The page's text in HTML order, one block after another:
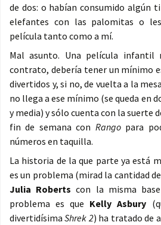
de dos: o habían consumido algún
elefantes con las palomitas o
película tanto como a mí.
Mal asunto. Una película infantil
contrato, debería tener un mínimo
divertidos y, si no, de vuelta a la
no llega a ese mínimo (se queda en
y media) y sólo cuenta con la suerte
fin de semana con Rangopara
números en taquilla.
La historia de la que parte ya está
es un problema (mirad la cantidad
Julia Roberts con la misma
problema es que Kelly Asbury
divertidísimaShrek 2) ha tratado de